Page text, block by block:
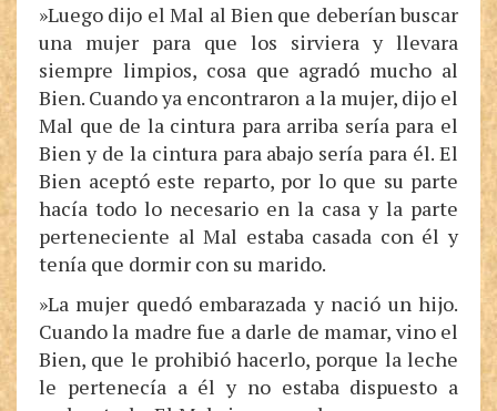
»Luego dijo el Mal al Bien que deberían buscar
una mujer para que los sirviera y llevara
siempre limpios, cosa que agradó mucho al
Bien. Cuando ya encontraron a la mujer, dijo el
Mal que de la cintura para arriba sería para el
Bien y de la cintura para abajo sería para él. El
Bien aceptó este reparto, por lo que su parte
hacía todo lo necesario en la casa y la parte
perteneciente al Mal estaba casada con él y
tenía que dormir con su marido.
»La mujer quedó embarazada y nació un hijo.
Cuando la madre fue a darle de mamar, vino el
Bien, que le prohibió hacerlo, porque la leche
le pertenecía a él y no estaba dispuesto a